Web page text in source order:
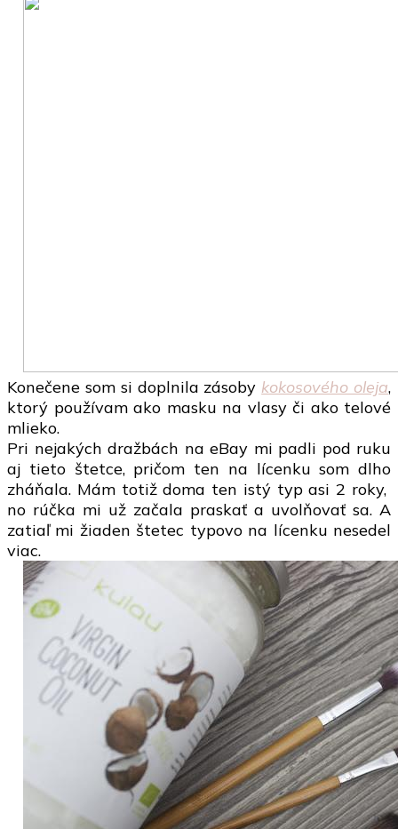
Konečene som si doplnila zásoby kokosového oleja,
ktorý používam ako masku na vlasy či ako telové
mlieko.
Pri nejakých dražbách na eBay mi padli pod ruku
aj tieto štetce, pričom ten na lícenku som dlho
zháňala. Mám totiž doma ten istý typ asi 2 roky,
no rúčka mi už začala praskať a uvolňovať sa. A
zatiaľ mi žiaden štetec typovo na lícenku nesedel
viac.